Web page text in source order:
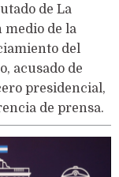
de La
medio de la
del
acusado de
presidencial,
de prensa.